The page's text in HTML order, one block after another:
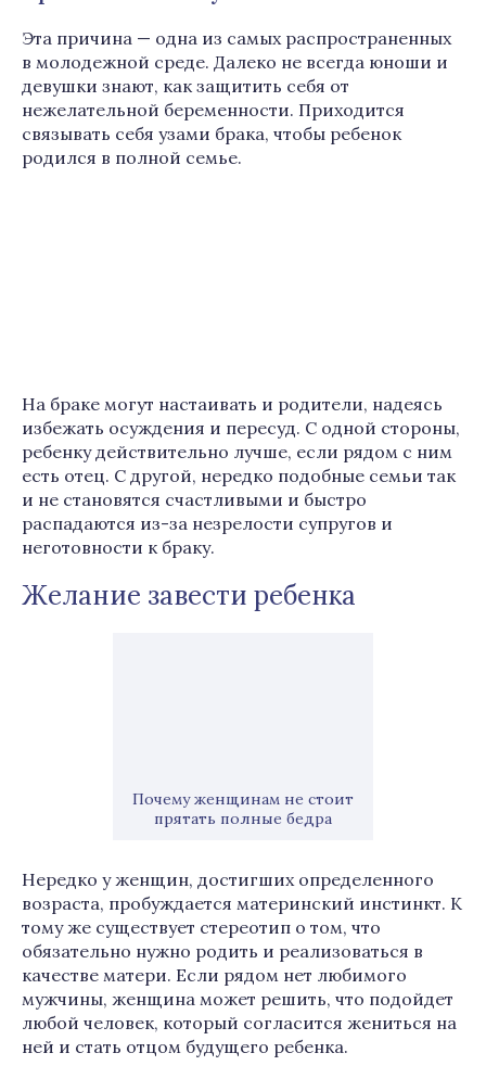
Эта причина — одна из самых распространенных
в молодежной среде. Далеко не всегда юноши и
девушки знают, как защитить себя от
нежелательной беременности. Приходится
связывать себя узами брака, чтобы ребенок
родился в полной семье.
На браке могут настаивать и родители, надеясь
избежать осуждения и пересуд. С одной стороны,
ребенку действительно лучше, если рядом с ним
есть отец. С другой, нередко подобные семьи так
и не становятся счастливыми и быстро
распадаются из-за незрелости супругов и
неготовности к браку.
Желание завести ребенка
Почему женщинам не стоит
прятать полные бедра
Нередко у женщин, достигших определенного
возраста, пробуждается материнский инстинкт. К
тому же существует стереотип о том, что
обязательно нужно родить и реализоваться в
качестве матери. Если рядом нет любимого
мужчины, женщина может решить, что подойдет
любой человек, который согласится жениться на
ней и стать отцом будущего ребенка.